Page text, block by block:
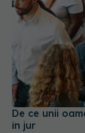
De ce unii
în jur